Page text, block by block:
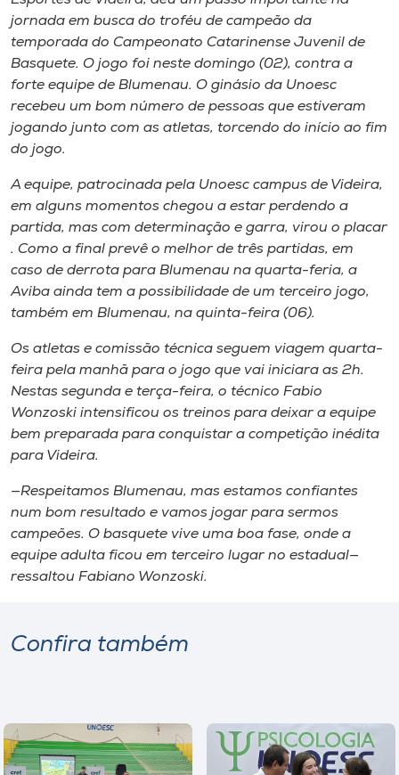
Biblioteca
Editora
Rádio
Museu
Unoesc
Store
Selecione
o idioma
A+
jornada em busca do troféu de campeão da
temporada do Campeonato Catarinense Juvenil de
Basquete. O jogo foi neste domingo (02), contra a
forte equipe de Blumenau. O ginásio da Unoesc
recebeu um bom número de pessoas que estiveram
jogando junto com as atletas, torcendo do início ao fim
do jogo.
A equipe, patrocinada pela Unoesc campus de Videira,
em alguns momentos chegou a estar perdendo a
partida, mas com determinação e garra, virou o placar
. Como a final prevê o melhor de três partidas, em
caso de derrota para Blumenau na quarta-feria, a
Aviba ainda tem a possibilidade de um terceiro jogo,
também em Blumenau, na quinta-feira (06).
Os atletas e comissão técnica seguem viagem quarta-
feira pela manhã para o jogo que vai iniciara as 2h.
Nestas segunda e terça-feira, o técnico Fabio
Wonzoski intensificou os treinos para deixar a equipe
bem preparada para conquistar a competição inédita
para Videira.
—Respeitamos Blumenau, mas estamos confiantes
num bom resultado e vamos jogar para sermos
campeões. O basquete vive uma boa fase, onde a
equipe adulta ficou em terceiro lugar no estadual—
ressaltou Fabiano Wonzoski.
Confira também